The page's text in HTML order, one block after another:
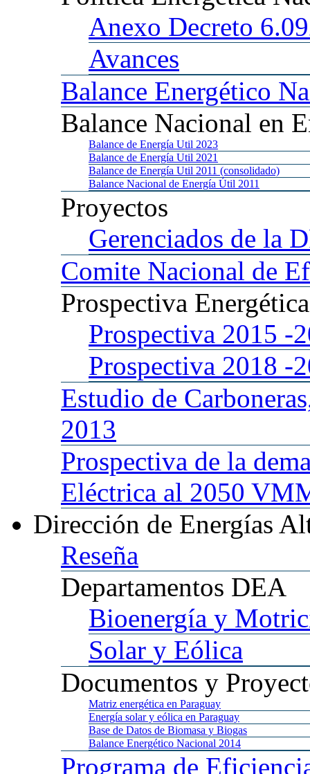
Anexo Decreto
Avances
Balance Energético
Balance Nacional en
Balance de Energía Util 2023
Balance de Energía Util 2021
Balance de Energía Util 2011 (consolidado)
Balance Nacional de Energía Útil 2011
Proyectos
Gerenciados de la
Comite Nacional de
Prospectiva
Prospectiva 2015 -
Prospectiva 2018 -
Estudio de
2013
Prospectiva de la
Eléctrica al 2050
Dirección de Energías
Reseña
Departamentos DEA
Bioenergía y
Solar y Eólica
Documentos y
Matriz energética en Paraguay
Energía solar y eólica en Paraguay
Base de Datos de Biomasa y Biogas
Balance Energético Nacional 2014
Programa de